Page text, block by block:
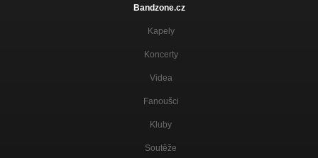
Bandzone.cz
Kapely
Koncerty
Videa
Fanoušci
Kluby
Soutěže